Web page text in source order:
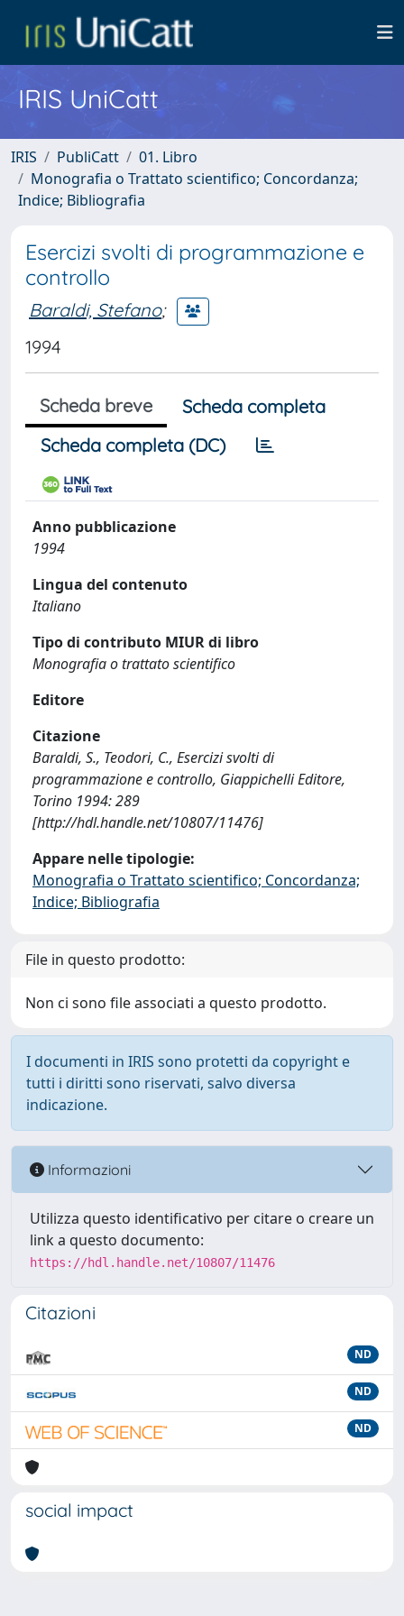
IRIS UniCatt
IRIS PubliCatt
01. Libro
Monografia o Trattato scientifico; Concordanza;
Indice; Bibliografia
Esercizi svolti di programmazione e
controllo
Baraldi, Stefano;
1994
Scheda breve
Scheda completa
Scheda completa (DC)
Anno pubblicazione
1994
Lingua del contenuto
Italiano
Tipo di contributo MIUR di libro
Monografia o trattato scientifico
Editore
Citazione
Baraldi, S., Teodori, C., Esercizi svolti di
programmazione e controllo, Giappichelli Editore,
Torino 1994: 289
[http://hdl.handle.net/10807/11476]
Appare nelle tipologie:
Monografia o Trattato scientifico; Concordanza;
Indice; Bibliografia
File in questo prodotto:
Non ci sono file associati a questo prodotto.
I documenti in IRIS sono protetti da copyright e
tutti i diritti sono riservati, salvo diversa
indicazione.
Informazioni
Utilizza questo identificativo per citare o creare un
link a questo documento:
https://hdl.handle.net/10807/11476
Citazioni
ND
ND
ND
social impact